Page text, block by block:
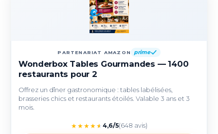
PARTENARIAT AMAZON prime
Wonderbox Tables Gourmandes — 1400
restaurants pour 2
Offrez un dîner gastronomique : tables labélisées,
brasseries chics et restaurants étoilés. Valable 3 ans et 3
mois.
★★★★★ 4,6/5(648 avis)